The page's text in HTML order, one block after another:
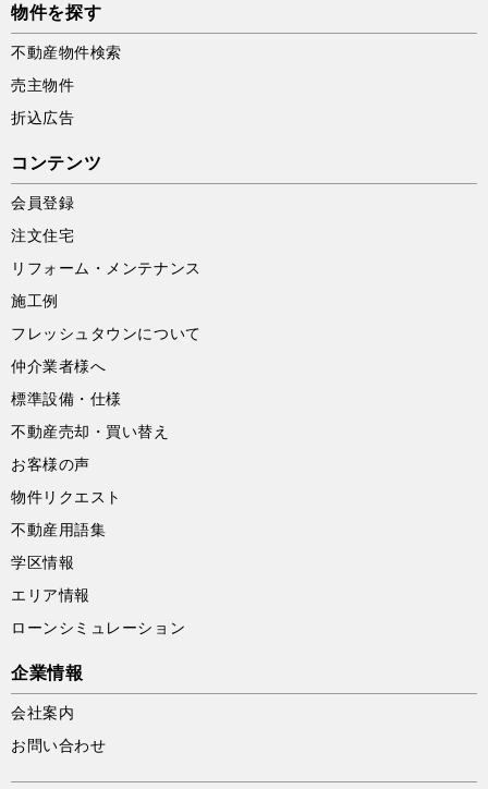
物件を探す
不動産物件検索
売主物件
折込広告
コンテンツ
会員登録
注文住宅
リフォーム・メンテナンス
施工例
フレッシュタウンについて
仲介業者様へ
標準設備・仕様
不動産売却・買い替え
お客様の声
物件リクエスト
不動産用語集
学区情報
エリア情報
ローンシミュレーション
企業情報
会社案内
お問い合わせ